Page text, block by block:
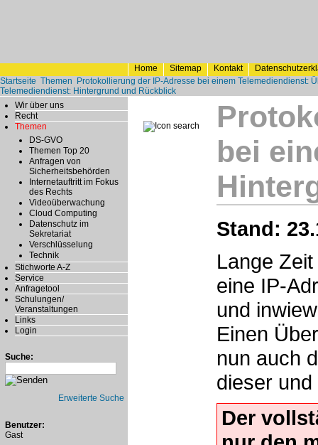
Home Sitemap Kontakt
Startseite Themen
Protokollierung der IP-Adresse bei einem Telemediendienst:
Telemediendienst: Hintergrund und Rückblick
Wir über uns
Recht
Themen
DS-GVO
Themen Top 20
Anfragen von
Sicherheitsbehörden
Internetauftritt im Fokus
des Rechts
Videoüberwachung
Cloud Computing
Datenschutz im
Sekretariat
Verschlüsselung
Technik
Stichworte A-Z
Service
Anfragetool
Schulungen/
Veranstaltungen
Links
Login
Suche:
Erweiterte Suche
Benutzer:
Gast
bei
Stand:
Lange
eine IP-
und
Einen
nun auch
dieser
Der